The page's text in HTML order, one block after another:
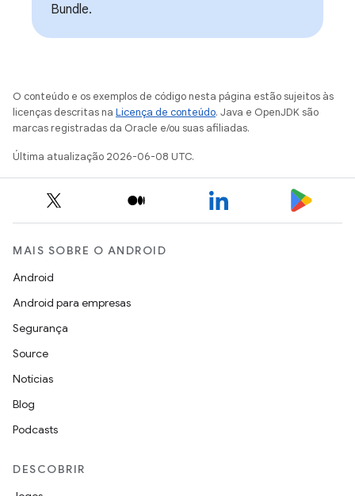
Bundle.
O conteúdo e os exemplos de código nesta página estão sujeitos às
licenças descritas na Licença de conteúdo. Java e OpenJDK são
marcas registradas da Oracle e/ou suas afiliadas.
Última atualização 2026-06-08 UTC.
MAIS SOBRE O ANDROID
Android
Android para empresas
Segurança
Source
Notícias
Blog
Podcasts
DESCOBRIR